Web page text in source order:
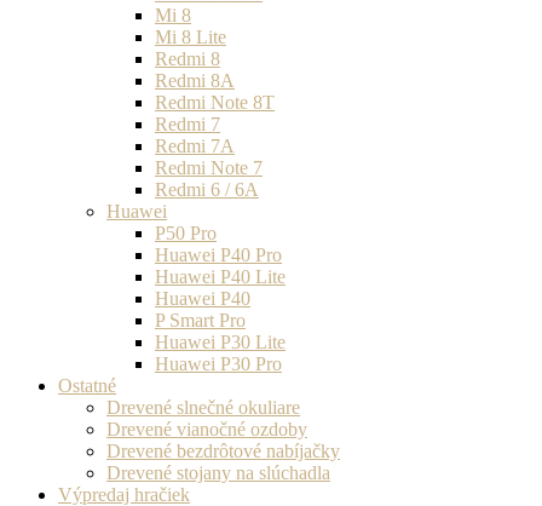
Mi 8
Mi 8 Lite
Redmi 8
Redmi 8A
Redmi Note 8T
Redmi 7
Redmi 7A
Redmi Note 7
Redmi 6 / 6A
Huawei
P50 Pro
Huawei P40 Pro
Huawei P40 Lite
Huawei P40
P Smart Pro
Huawei P30 Lite
Huawei P30 Pro
Ostatné
Drevené slnečné okuliare
Drevené vianočné ozdoby
Drevené bezdrôtové nabíjačky
Drevené stojany na slúchadla
Výpredaj hračiek